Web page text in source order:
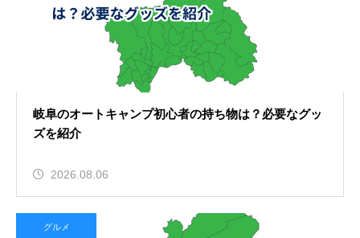
岐阜のオートキャンプ初心者の持ち物は？必要なグッ
ズを紹介
2026.08.06
グルメ